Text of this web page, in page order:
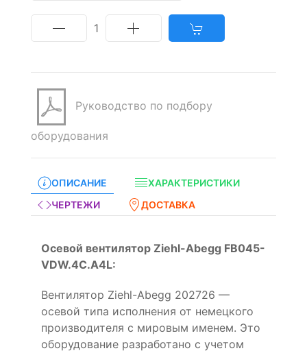
1
Руководство по подбору
оборудования
ОПИСАНИЕ
ХАРАКТЕРИСТИКИ
ЧЕРТЕЖИ
ДОСТАВКА
Осевой вентилятор Ziehl-Abegg FB045-
VDW.4C.A4L:
Вентилятор Ziehl-Abegg 202726 —
осевой типа исполнения от немецкого
производителя с мировым именем. Это
оборудование разработано с учетом